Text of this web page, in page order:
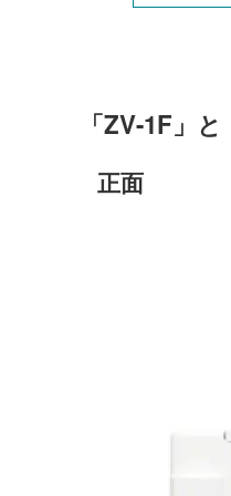
「ZV-1F」
正面